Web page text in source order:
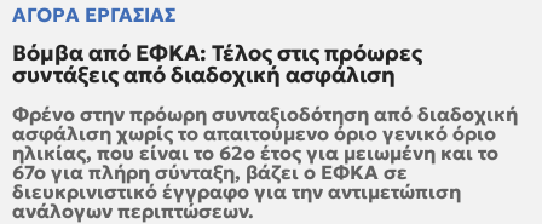
ΑΓΟΡΑ ΕΡΓΑΣΙΑΣ
Βόμβα από ΕΦΚΑ: Τέλος στις πρόωρες
συντάξεις από διαδοχική ασφάλιση
Φρένο στην πρόωρη συνταξιοδότηση από διαδοχική
ασφάλιση χωρίς το απαιτούμενο όριο γενικό όριο
ηλικίας, που είναι το 62ο έτος για μειωμένη και το
67ο για πλήρη σύνταξη, βάζει ο ΕΦΚΑ σε
διευκρινιστικό έγγραφο για την αντιμετώπιση
ανάλογων περιπτώσεων.